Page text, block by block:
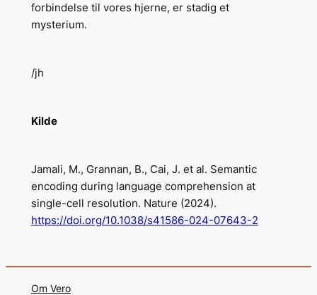
forbindelse til vores hjerne, er stadig et
mysterium.
/jh
Kilde
Jamali, M., Grannan, B., Cai, J. et al. Semantic
encoding during language comprehension at
single-cell resolution. Nature (2024).
https://doi.org/10.1038/s41586-024-07643-2
Om Vero